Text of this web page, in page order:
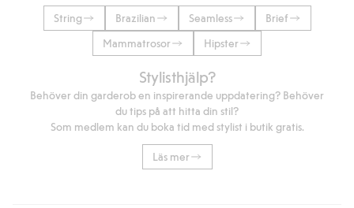
String Brazilian Seamless
Brief
Mammatrosor
Hipster
Stylisthjälp?
Behöver din garderob en inspirerande uppdatering? Behöver
du tips på att hitta din stil?
Som medlem kan du boka tid med stylist i butik gratis.
Läs mer